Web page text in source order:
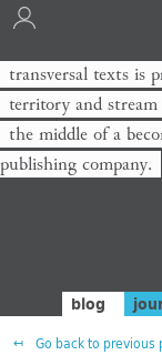
transversal texts is
territory and
the middle of a
publishing company.
blog
Go back to previous